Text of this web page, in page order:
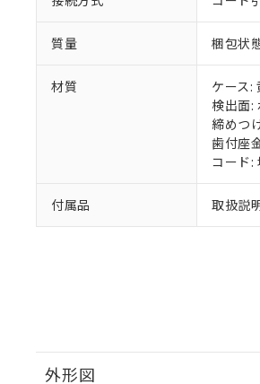
質量 梱包状
材質
ケース:
検出面:
締めつ
歯付座
コード:
付属品 取扱説
外形図